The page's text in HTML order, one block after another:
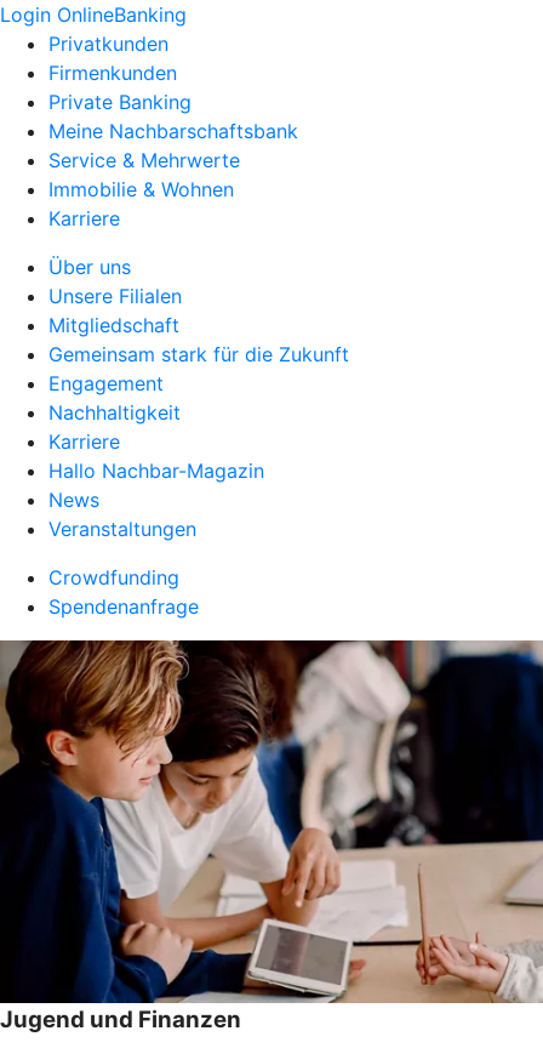
Login OnlineBanking
Privatkunden
Firmenkunden
Private Banking
Meine Nachbarschaftsbank
Service & Mehrwerte
Immobilie & Wohnen
Karriere
Über uns
Unsere Filialen
Mitgliedschaft
Gemeinsam stark für die Zukunft
Engagement
Nachhaltigkeit
Karriere
Hallo Nachbar-Magazin
News
Veranstaltungen
Crowdfunding
Spendenanfrage
Jugend und Finanzen